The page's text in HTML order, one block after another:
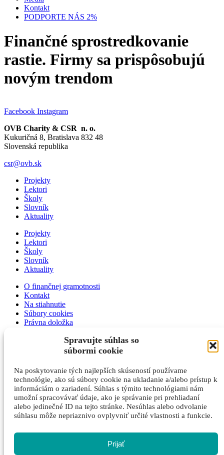
Spravujte súhlas so
súbormi cookie
Na poskytovanie tých najlepších skúseností používame
technológie, ako sú súbory cookie na ukladanie a/alebo prístup k
informáciám o zariadení. Súhlas s týmito technológiami nám
umožní spracovávať údaje, ako je správanie pri prehliadaní
alebo jedinečné ID na tejto stránke. Nesúhlas alebo odvolanie
súhlasu môže nepriaznivo ovplyvniť určité vlastnosti a funkcie.
Prijať
Kontakt
PODPORTE NÁS 2%
Finančné sprostredkovanie
rastie. Firmy sa prispôsobujú
novým trendom
Facebook Instagram
OVB Charity & CSR n. o.
Kukuričná 8, Bratislava 832 48
Slovenská republika
csr@ovb.sk
Projekty
Lektori
Školy
Slovník
Aktuality
Projekty
Lektori
Školy
Slovník
Aktuality
O finančnej gramotnosti
Kontakt
Na stiahnutie
Súbory cookies
Právna doložka
Výročná správa 2026
Kontakt
Na stiahnutie
Súbory cookies
Právna doložka
Ochrana osobných údajov
Výročná správa 2026